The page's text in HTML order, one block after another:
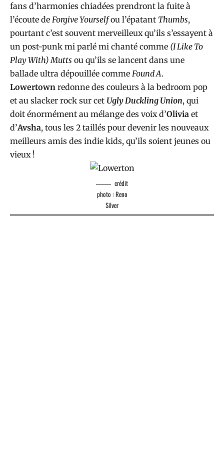
fans d’harmonies chiadées prendront la fuite à
l’écoute de Forgive Yourselfou l’épatant Thumbs,
pourtant c’est souvent merveilleux qu’ils s’essayent à
un post-punk mi parlé mi chanté comme (I Like To
Play With) Mutts ou qu’ils se lancent dans une
ballade ultra dépouillée comme Found A.
Lowertown redonne des couleurs à la bedroom pop
et au slacker rock sur cet Ugly Duckling Union, qui
doit énormément au mélange des voix d’Olivia et
d’Avsha, tous les 2 taillés pour devenir les nouveaux
meilleurs amis des indie kids, qu’ils soient jeunes ou
vieux !
crédit
photo : Reno
Silver